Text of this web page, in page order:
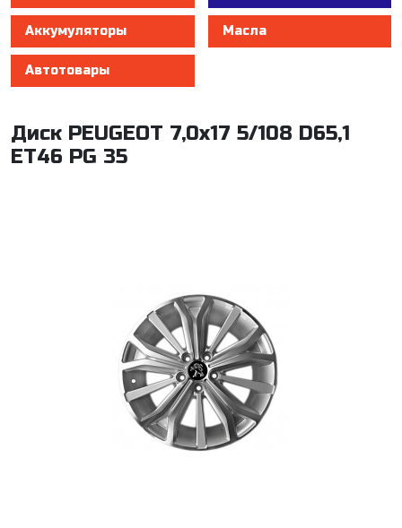
Аккумуляторы Масла
Автотовары
Диск PEUGEOT 7,0x17 5/108 D65,1
ET46 PG 35